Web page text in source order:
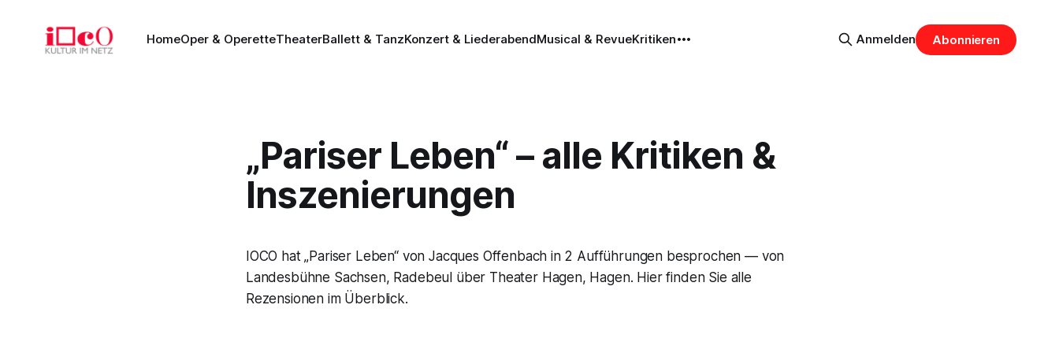
HomeOper & OperetteTheaterBallett & TanzKonzert & LiederabendMusical & RevueKritiken Anmelden Abonnieren
„Pariser Leben“ – alle Kritiken &
Inszenierungen
IOCO hat „Pariser Leben“ von Jacques Offenbach in 2 Aufführungen besprochen — von
Landesbühne Sachsen, Radebeul über Theater Hagen, Hagen. Hier finden Sie alle
Rezensionen im Überblick.